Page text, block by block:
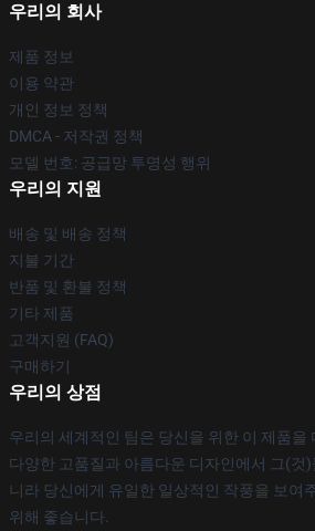
우리의 회사
제품 정보
이용 약관
개인 정보 정책
DMCA - 저작권 정책
모델 번호: 공급망 투명성 행위
우리의 지원
배송 및 배송 정책
지불 기간
반품 및 환불 정책
기타 제품
고객지원 (FAQ)
구매하기
우리의 상점
우리의 세계적인 팀은 당신을 위한 이 제품을
다양한 고품질과 아름다운 디자인에서 그(것
니라 당신에게 유일한 일상적인 작풍을 보여
위해 좋습니다.